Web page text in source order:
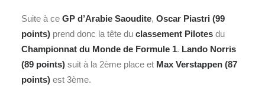
Suite à ce GP d’Arabie Saoudite, Oscar Piastri (99
points) prend donc la tête du classement Pilotes du
Championnat du Monde de Formule 1. Lando Norris
(89 points) suit à la 2ème place et Max Verstappen (87
points) est 3ème.